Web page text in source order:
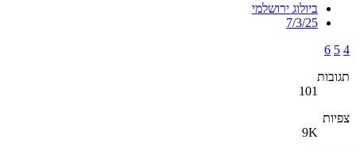
ביולוג ירושלמי
7/3/25
4
5
6
תגובות
101
צפיות
9K